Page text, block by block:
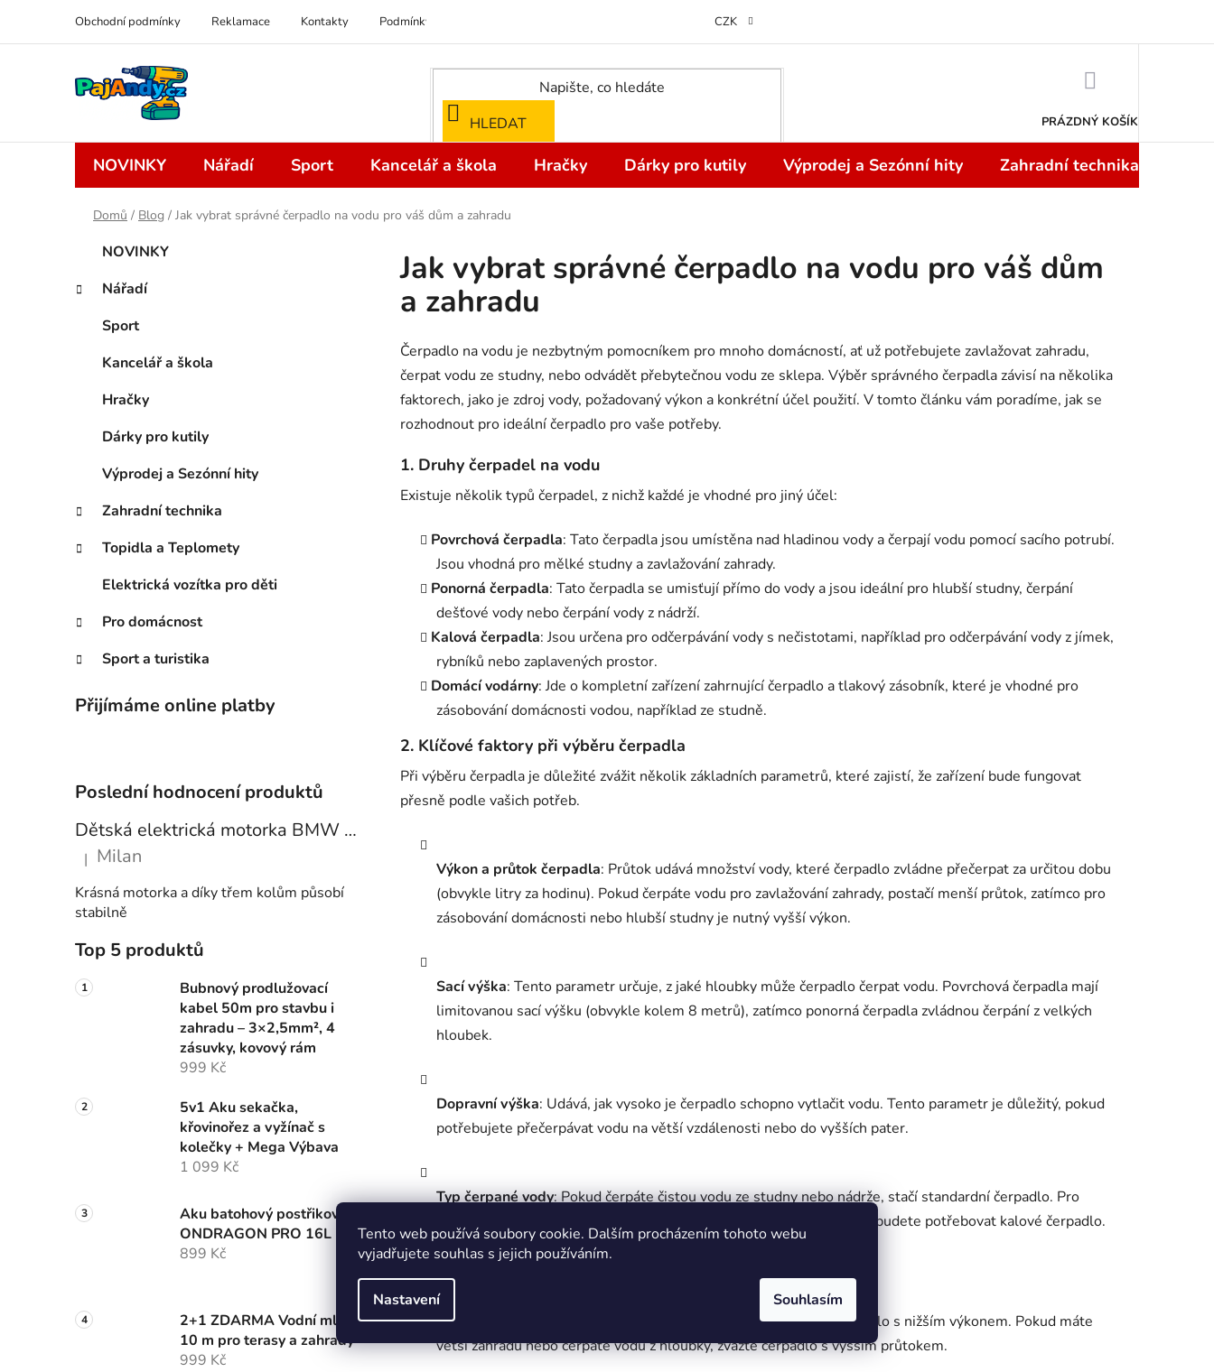
Tento web používá soubory cookie. Dalším procházením tohoto webu
vyjadřujete souhlas s jejich používáním.
Nastavení Souhlasím
obsah
Obchodní podmínky Reklamace Kontakty Podmínky ochrany osobních údajů Odstoupení od kupní smlouvy do 14 dní
CZK
HLEDAT PRÁZDNÝ KOŠÍK
NOVINKY Nářadí Sport Kancelář a škola Hračky Dárky pro kutily Výprodej a Sezónní hity Zahradní technika
Domů / Blog / Jak vybrat správné čerpadlo na vodu pro váš dům a zahradu
s
n
e
l
Přeskočit
kategorie
t
e
NOVINKY
Nářadí
Sport
Kancelář a škola
Hračky
Dárky pro kutily
Výprodej a Sezónní hity
Zahradní technika
Topidla a Teplomety
Elektrická vozítka pro děti
Pro domácnost
Sport a turistika
Přijímáme online platby
Poslední hodnocení produktů
Dětská elektrická motorka BMW S1000RR 6V – modrá
Hodnocení produktu je 5 z 5 hvězdiček.
| Milan
Krásná motorka a díky třem kolům působí
stabilně
Top 5 produktů
Bubnový prodlužovací
kabel 50m pro stavbu i
zahradu – 3×2,5mm², 4
zásuvky, kovový rám
999 Kč
5v1 Aku sekačka,
křovinořez a vyžínač s
kolečky + Mega Výbava
1 099 Kč
Aku batohový postřikovač
ONDRAGON PRO 16L
899 Kč
2+1 ZDARMA Vodní mlha
10 m pro terasy a zahrady
999 Kč
Jak vybrat správné čerpadlo na vodu pro váš dům
a zahradu
Čerpadlo na vodu je nezbytným pomocníkem pro mnoho domácností, ať už potřebujete zavlažovat zahradu,
čerpat vodu ze studny, nebo odvádět přebytečnou vodu ze sklepa. Výběr správného čerpadla závisí na několika
faktorech, jako je zdroj vody, požadovaný výkon a konkrétní účel použití. V tomto článku vám poradíme, jak se
rozhodnout pro ideální čerpadlo pro vaše potřeby.
1. Druhy čerpadel na vodu
Existuje několik typů čerpadel, z nichž každé je vhodné pro jiný účel:
Povrchová čerpadla: Tato čerpadla jsou umístěna nad hladinou vody a čerpají vodu pomocí sacího potrubí.
Jsou vhodná pro mělké studny a zavlažování zahrady.
Ponorná čerpadla: Tato čerpadla se umisťují přímo do vody a jsou ideální pro hlubší studny, čerpání
dešťové vody nebo čerpání vody z nádrží.
Kalová čerpadla: Jsou určena pro odčerpávání vody s nečistotami, například pro odčerpávání vody z jímek,
rybníků nebo zaplavených prostor.
Domácí vodárny: Jde o kompletní zařízení zahrnující čerpadlo a tlakový zásobník, které je vhodné pro
zásobování domácnosti vodou, například ze studně.
2. Klíčové faktory při výběru čerpadla
Při výběru čerpadla je důležité zvážit několik základních parametrů, které zajistí, že zařízení bude fungovat
přesně podle vašich potřeb.
Výkon a průtok čerpadla: Průtok udává množství vody, které čerpadlo zvládne přečerpat za určitou dobu
(obvykle litry za hodinu). Pokud čerpáte vodu pro zavlažování zahrady, postačí menší průtok, zatímco pro
zásobování domácnosti nebo hlubší studny je nutný vyšší výkon.
Sací výška: Tento parametr určuje, z jaké hloubky může čerpadlo čerpat vodu. Povrchová čerpadla mají
limitovanou sací výšku (obvykle kolem 8 metrů), zatímco ponorná čerpadla zvládnou čerpání z velkých
hloubek.
Dopravní výška: Udává, jak vysoko je čerpadlo schopno vytlačit vodu. Tento parametr je důležitý, pokud
potřebujete přečerpávat vodu na větší vzdálenosti nebo do vyšších pater.
Typ čerpané vody: Pokud čerpáte čistou vodu ze studny nebo nádrže, stačí standardní čerpadlo. Pro
čerpání kalné vody s obsahem nečistot, jako jsou bahno nebo písek, budete potřebovat kalové čerpadlo.
3.Použití čerpadla: Kde ho potřebujete?
Zavlažování zahrady
: Pro tento účel obvykle stačí povrchové čerpadlo s nižším výkonem. Pokud máte
větší zahradu nebo čerpáte vodu z hloubky, zvažte čerpadlo s vyšším průtokem.